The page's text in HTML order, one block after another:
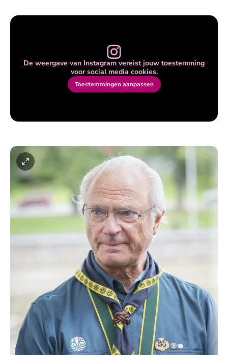
De weergave van Instagram vereist jouw toestemming
voor social media cookies.
Toestemmingen aanpassen